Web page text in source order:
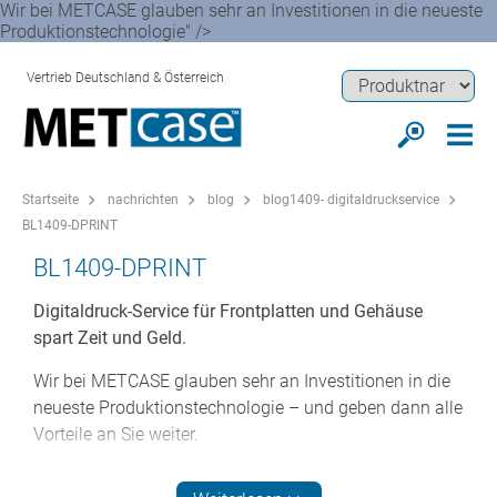
Wir bei METCASE glauben sehr an Investitionen in die neueste
Produktionstechnologie" />
Vertrieb Deutschland & Österreich
Startseite nachrichten blog
blog1409- digitaldruckservice
BL1409-DPRINT
BL1409-DPRINT
Digitaldruck-Service für Frontplatten und Gehäuse
spart Zeit und Geld.
Wir bei METCASE glauben sehr an Investitionen in die
neueste Produktionstechnologie – und geben dann alle
Vorteile an Sie weiter.
Digitaldruck von Frontplatten und Gehäusen.